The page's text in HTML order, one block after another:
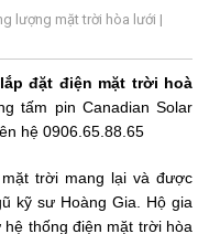
lượng mặt trời hòa lưới |
lắp đặt điện mặt trời hoà
tấm pin Canadian Solar
hệ 0906.65.88.65
trời mang lại và được
kỹ sư Hoàng Gia. Hộ gia
thống điện mặt trời hòa